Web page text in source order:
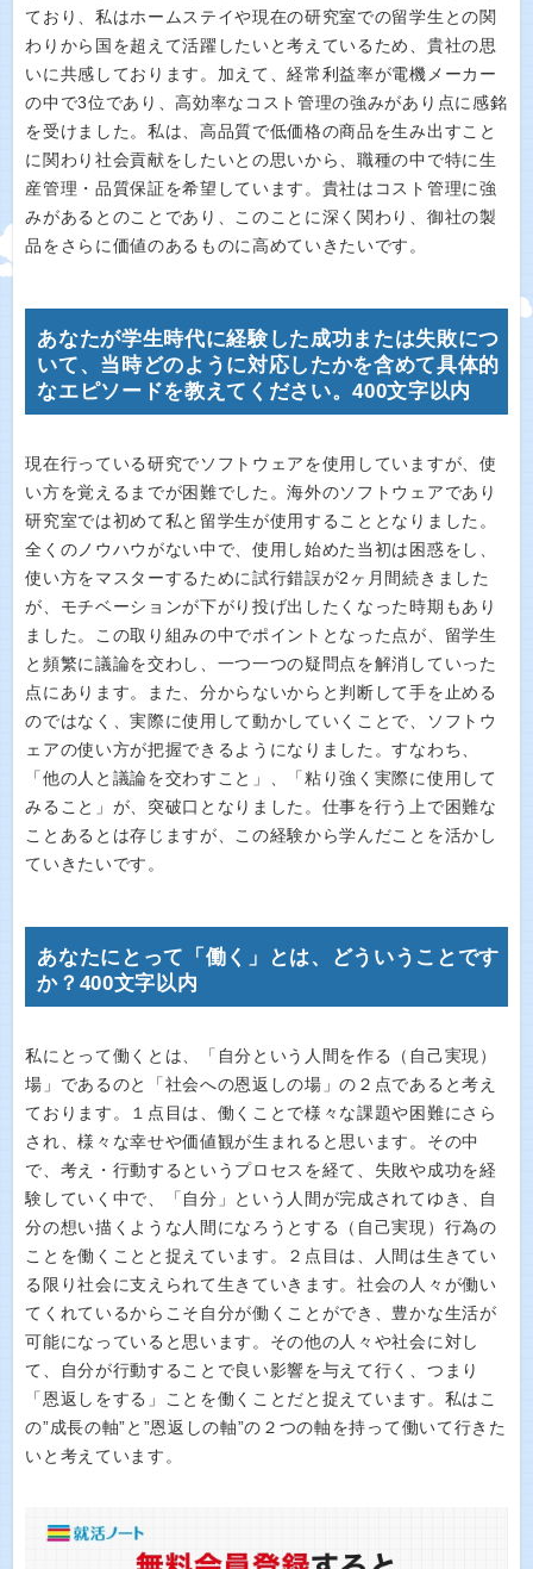
ており、私はホームステイや現在の研究室での留学生との関
わりから国を超えて活躍したいと考えているため、貴社の思
いに共感しております。加えて、経常利益率が電機メーカー
の中で3位であり、高効率なコスト管理の強みがあり点に感銘
を受けました。私は、高品質で低価格の商品を生み出すこと
に関わり社会貢献をしたいとの思いから、職種の中で特に生
産管理・品質保証を希望しています。貴社はコスト管理に強
みがあるとのことであり、このことに深く関わり、御社の製
品をさらに価値のあるものに高めていきたいです。
あなたが学生時代に経験した成功または失敗につ
いて、当時どのように対応したかを含めて具体的
なエピソードを教えてください。400文字以内
現在行っている研究でソフトウェアを使用していますが、使
い方を覚えるまでが困難でした。海外のソフトウェアであり
研究室では初めて私と留学生が使用することとなりました。
全くのノウハウがない中で、使用し始めた当初は困惑をし、
使い方をマスターするために試行錯誤が2ヶ月間続きました
が、モチベーションが下がり投げ出したくなった時期もあり
ました。この取り組みの中でポイントとなった点が、留学生
と頻繁に議論を交わし、一つ一つの疑問点を解消していった
点にあります。また、分からないからと判断して手を止める
のではなく、実際に使用して動かしていくことで、ソフトウ
ェアの使い方が把握できるようになりました。すなわち、
「他の人と議論を交わすこと」、「粘り強く実際に使用して
みること」が、突破口となりました。仕事を行う上で困難な
ことあるとは存じますが、この経験から学んだことを活かし
ていきたいです。
あなたにとって「働く」とは、どういうことです
か？400文字以内
私にとって働くとは、「自分という人間を作る（自己実現）
場」であるのと「社会への恩返しの場」の２点であると考え
ております。１点目は、働くことで様々な課題や困難にさら
され、様々な幸せや価値観が生まれると思います。その中
で、考え・行動するというプロセスを経て、失敗や成功を経
験していく中で、「自分」という人間が完成されてゆき、自
分の想い描くような人間になろうとする（自己実現）行為の
ことを働くことと捉えています。２点目は、人間は生きてい
る限り社会に支えられて生きていきます。社会の人々が働い
てくれているからこそ自分が働くことができ、豊かな生活が
可能になっていると思います。その他の人々や社会に対し
て、自分が行動することで良い影響を与えて行く、つまり
「恩返しをする」ことを働くことだと捉えています。私はこ
の”成長の軸”と”恩返しの軸”の２つの軸を持って働いて行きた
いと考えています。